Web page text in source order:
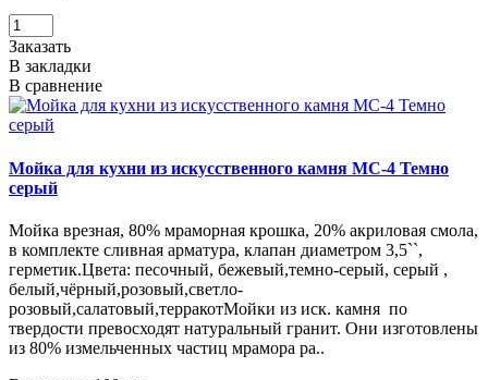
Заказать
В закладки
В сравнение
Мойка для кухни из искусственного камня МС-4 Темно
серый
Мойка врезная, 80% мраморная крошка, 20% акриловая смола,
в комплекте сливная арматура, клапан диаметром 3,5``,
герметик.Цвета: песочный, бежевый,темно-серый, серый ,
белый,чёрный,розовый,светло-
розовый,салатовый,терракотМойки из иск. камня по
твердости превосходят натуральный гранит. Они изготовлены
из 80% измельченных частиц мрамора ра..